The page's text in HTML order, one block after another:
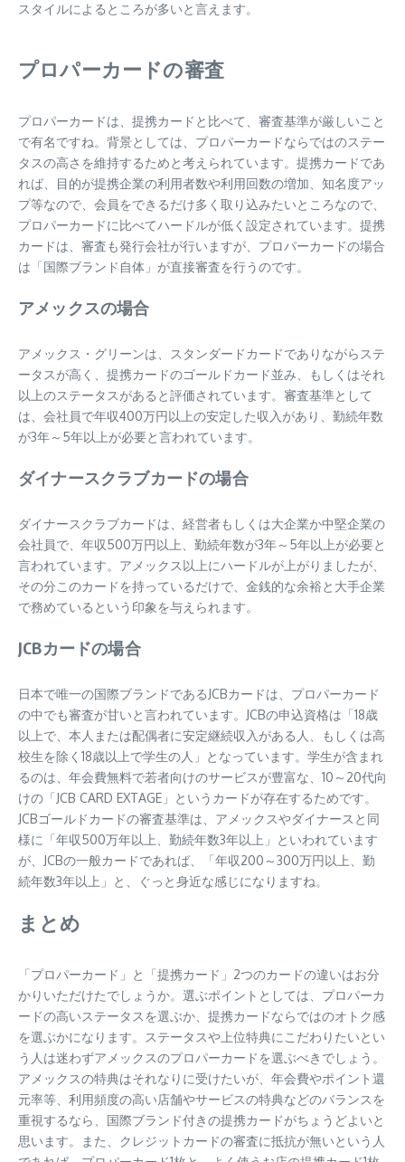
スタイルによるところが多いと言えます。
プロパーカードの審査
プロパーカードは、提携カードと比べて、審査基準が厳しいこと
で有名ですね。背景としては、プロパーカードならではのステー
タスの高さを維持するためと考えられています。提携カードであ
れば、目的が提携企業の利用者数や利用回数の増加、知名度アッ
プ等なので、会員をできるだけ多く取り込みたいところなので、
プロパーカードに比べてハードルが低く設定されています。提携
カードは、審査も発行会社が行いますが、プロパーカードの場合
は「国際ブランド自体」が直接審査を行うのです。
アメックスの場合
アメックス・グリーンは、スタンダードカードでありながらステ
ータスが高く、提携カードのゴールドカード並み、もしくはそれ
以上のステータスがあると評価されています。審査基準として
は、会社員で年収400万円以上の安定した収入があり、勤続年数
が3年～5年以上が必要と言われています。
ダイナースクラブカードの場合
ダイナースクラブカードは、経営者もしくは大企業か中堅企業の
会社員で、年収500万円以上、勤続年数が3年～5年以上が必要と
言われています。アメックス以上にハードルが上がりましたが、
その分このカードを持っているだけで、金銭的な余裕と大手企業
で務めているという印象を与えられます。
JCBカードの場合
日本で唯一の国際ブランドであるJCBカードは、プロパーカード
の中でも審査が甘いと言われています。JCBの申込資格は「18歳
以上で、本人または配偶者に安定継続収入がある人、もしくは高
校生を除く18歳以上で学生の人」となっています。学生が含まれ
るのは、年会費無料で若者向けのサービスが豊富な、10～20代向
けの「JCB CARD EXTAGE」というカードが存在するためです。
JCBゴールドカードの審査基準は、アメックスやダイナースと同
様に「年収500万年以上、勤続年数3年以上」といわれています
が、JCBの一般カードであれば、「年収200～300万円以上、勤
続年数3年以上」と、ぐっと身近な感じになりますね。
まとめ
「プロパーカード」と「提携カード」2つのカードの違いはお分
かりいただけたでしょうか。選ぶポイントとしては、プロパーカ
ードの高いステータスを選ぶか、提携カードならではのオトク感
を選ぶかになります。ステータスや上位特典にこだわりたいとい
う人は迷わずアメックスのプロパーカードを選ぶべきでしょう。
アメックスの特典はそれなりに受けたいが、年会費やポイント還
元率等、利用頻度の高い店舗やサービスの特典などのバランスを
重視するなら、国際ブランド付きの提携カードがちょうどよいと
思います。また、クレジットカードの審査に抵抗が無いという人